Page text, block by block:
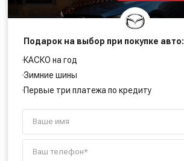
Подарок на выбор при покупке авто:
КАСКО на год
Зимние шины
Первые три платежа по кредиту